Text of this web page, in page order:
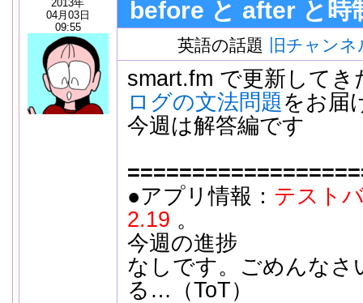
2013年
04月03日
09:55
before と after と時
英語の話題 旧チャン
smart.fm で更新してき
ログの文法問題をお届
今週は解答編です
●アプリ情報： テスト
2.19 。
今週の進捗
なしです。ごめんな
る…（ToT）